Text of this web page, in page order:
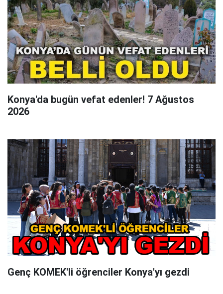
Konya'da bugün vefat edenler! 7 Ağustos
2026
Genç KOMEK'li öğrenciler Konya'yı gezdi